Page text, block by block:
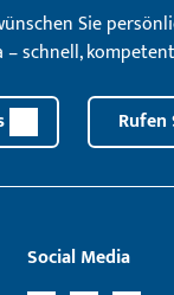
Sie
schnell,
Rufen
Social Media